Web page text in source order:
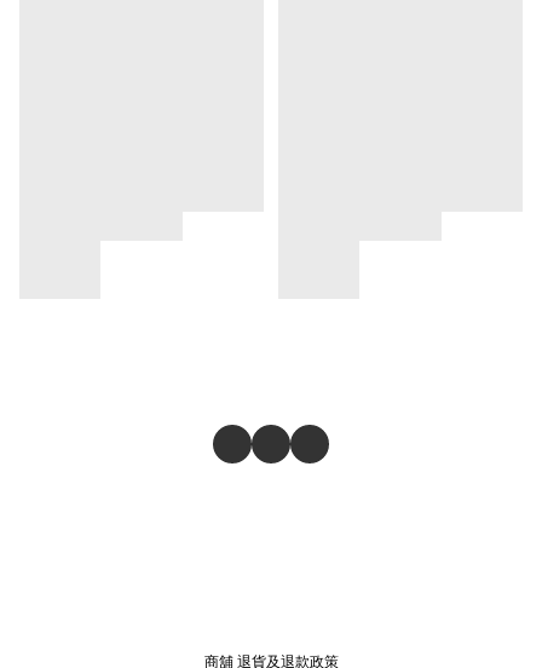
商舖 退貨及退款政策